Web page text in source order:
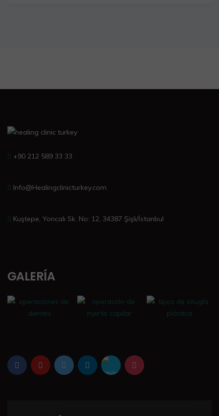
+90 212 589 33 33
Info@Healingclinicturkey.com
Kuştepe, Yoncalı Sk. No: 12, 34387 Şişli/İstanbul
GALERÍA